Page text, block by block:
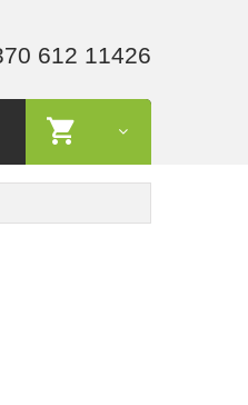
612 11426